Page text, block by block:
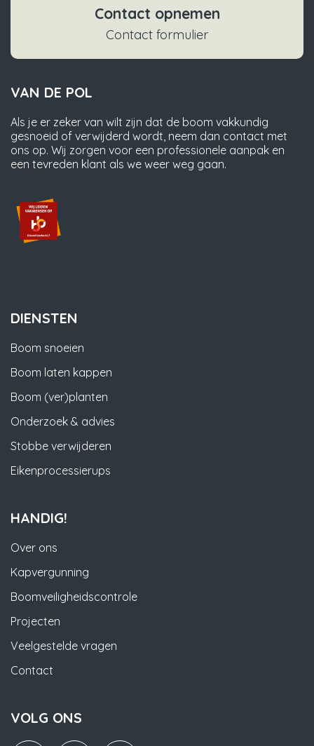
Contact opnemen
Contact formulier
VAN DE POL
Als je er zeker van wilt zijn dat de boom vakkundig
gesnoeid of verwijderd wordt, neem dan contact met
ons op. Wij zorgen voor een professionele aanpak en
een tevreden klant als we weer weg gaan.
DIENSTEN
Boom snoeien
Boom laten kappen
Boom (ver)planten
Onderzoek & advies
Stobbe verwijderen
Eikenprocessierups
HANDIG!
Over ons
Kapvergunning
Boomveiligheidscontrole
Projecten
Veelgestelde vragen
Contact
VOLG ONS